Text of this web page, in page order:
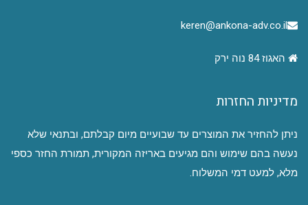
keren@ankona-adv.co.il
האגוז 84 נוה ירק
מדיניות החזרות
ניתן להחזיר את המוצרים עד שבועיים מיום קבלתם, ובתנאי שלא
נעשה בהם שימוש והם מגיעים באריזה המקורית, תמורת החזר כספי
מלא, למעט דמי המשלוח.